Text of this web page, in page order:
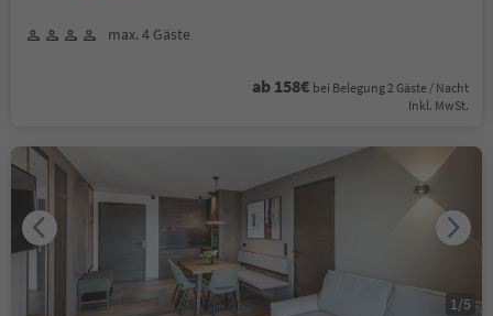
max. 4 Gäste
ab 158€ bei Belegung 2 Gäste / Nacht
Inkl. MwSt.
1/5